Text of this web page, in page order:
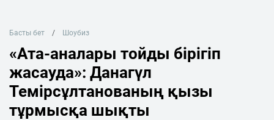
Басты бет Шоубиз
«Ата-аналары тойды бірігіп
жасауда»: Данагүл
Темірсұлтанованың қызы
тұрмысқа шықты